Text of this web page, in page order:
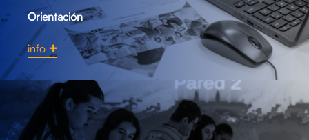
Orientación
info